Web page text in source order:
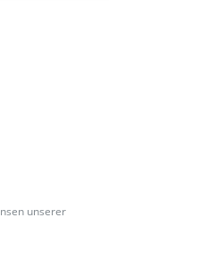
unserer